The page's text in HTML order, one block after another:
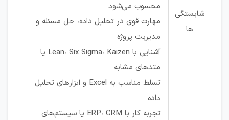
شایستگی
ها
محسوب می‌شود
مهارت قوی در تحلیل داده، حل مسئله و
مدیریت پروژه
آشنایی با Lean، Six Sigma، Kaizen یا
متدهای مشابه
تسلط مناسب به Excel و ابزارهای تحلیل
داده
تجربه کار با ERP، CRM یا سیستم‌های